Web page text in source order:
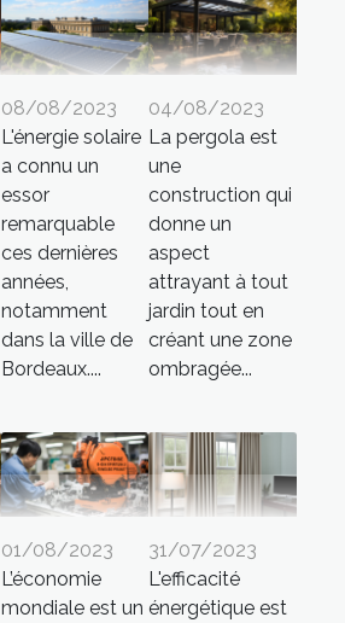
08/08/2023
L'énergie solaire
a connu un
essor
remarquable
ces dernières
années,
notamment
dans la ville de
Bordeaux....
04/08/2023
La pergola est
une
construction qui
donne un
aspect
attrayant à tout
jardin tout en
créant une zone
ombragée...
01/08/2023
L’économie
mondiale est un
31/07/2023
L'efficacité
énergétique est